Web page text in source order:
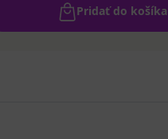
Pridať do košíka